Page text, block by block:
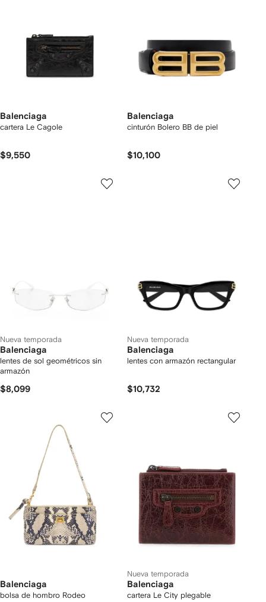
Balenciaga
cartera Le Cagole
$9,550
Balenciaga
cinturón Bolero BB de piel
$10,100
Nueva temporada
Balenciaga
lentes de sol geométricos sin
armazón
$8,099
Nueva temporada
Balenciaga
lentes con armazón rectangular
$10,732
Balenciaga
bolsa de hombro Rodeo
Nueva temporada
Balenciaga
cartera Le City plegable